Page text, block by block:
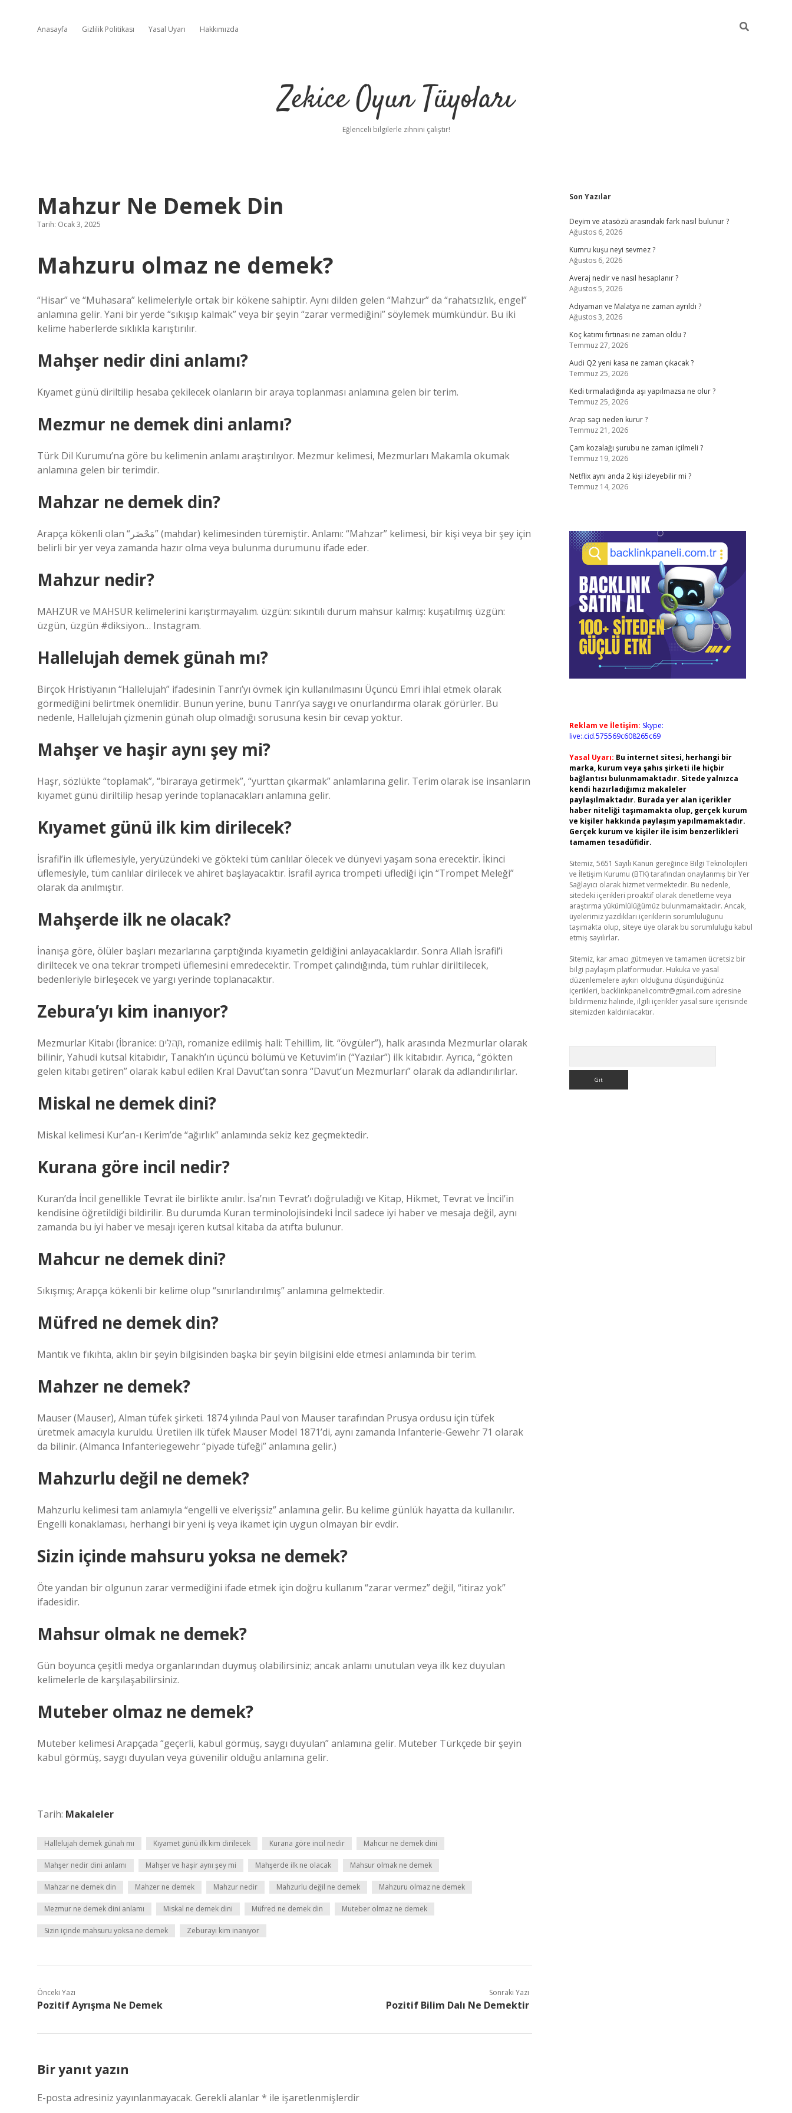
Anasayfa Gizlilik Politikası Yasal Uyarı Hakkımızda
Zekice Oyun Tüyoları
Eğlenceli bilgilerle zihnini çalıştır!
Mahzur Ne Demek Din
Tarih: Ocak 3, 2025
Mahzuru olmaz ne demek?
“Hisar” ve “Muhasara” kelimeleriyle ortak bir kökene sahiptir. Aynı dilden gelen “Mahzur” da “rahatsızlık, engel”
anlamına gelir. Yani bir yerde “sıkışıp kalmak” veya bir şeyin “zarar vermediğini” söylemek mümkündür. Bu iki
kelime haberlerde sıklıkla karıştırılır.
Mahşer nedir dini anlamı?
Kıyamet günü diriltilip hesaba çekilecek olanların bir araya toplanması anlamına gelen bir terim.
Mezmur ne demek dini anlamı?
Türk Dil Kurumu’na göre bu kelimenin anlamı araştırılıyor. Mezmur kelimesi, Mezmurları Makamla okumak
anlamına gelen bir terimdir.
Mahzar ne demek din?
Arapça kökenli olan “مَحْضَر” (maḥḍar) kelimesinden türemiştir. Anlamı: “Mahzar” kelimesi, bir kişi veya bir şey için
belirli bir yer veya zamanda hazır olma veya bulunma durumunu ifade eder.
Mahzur nedir?
MAHZUR ve MAHSUR kelimelerini karıştırmayalım. üzgün: sıkıntılı durum mahsur kalmış: kuşatılmış üzgün:
üzgün, üzgün #diksiyon… Instagram.
Hallelujah demek günah mı?
Birçok Hristiyanın “Hallelujah” ifadesinin Tanrı’yı ​​övmek için kullanılmasını Üçüncü Emri ihlal etmek olarak
görmediğini belirtmek önemlidir. Bunun yerine, bunu Tanrı’ya saygı ve onurlandırma olarak görürler. Bu
nedenle, Hallelujah çizmenin günah olup olmadığı sorusuna kesin bir cevap yoktur.
Mahşer ve haşir aynı şey mi?
Haşr, sözlükte “toplamak”, “biraraya getirmek”, “yurttan çıkarmak” anlamlarına gelir. Terim olarak ise insanların
kıyamet günü diriltilip hesap yerinde toplanacakları anlamına gelir.
Kıyamet günü ilk kim dirilecek?
İsrafil’in ilk üflemesiyle, yeryüzündeki ve gökteki tüm canlılar ölecek ve dünyevi yaşam sona erecektir. İkinci
üflemesiyle, tüm canlılar dirilecek ve ahiret başlayacaktır. İsrafil ayrıca trompeti üflediği için “Trompet Meleği”
olarak da anılmıştır.
Mahşerde ilk ne olacak?
İnanışa göre, ölüler başları mezarlarına çarptığında kıyametin geldiğini anlayacaklardır. Sonra Allah İsrafil’i
diriltecek ve ona tekrar trompeti üflemesini emredecektir. Trompet çalındığında, tüm ruhlar diriltilecek,
bedenleriyle birleşecek ve yargı yerinde toplanacaktır.
Zebura’yı kim inanıyor?
Mezmurlar Kitabı (İbranice: תְּהִלִּים‎, romanize edilmiş hali: Tehillim, lit. “övgüler”), halk arasında Mezmurlar olarak
bilinir, Yahudi kutsal kitabıdır, Tanakh’ın üçüncü bölümü ve Ketuvim’in (“Yazılar”) ilk kitabıdır. Ayrıca, “gökten
gelen kitabı getiren” olarak kabul edilen Kral Davut’tan sonra “Davut’un Mezmurları” olarak da adlandırılırlar.
Miskal ne demek dini?
Miskal kelimesi Kur’an-ı Kerim’de “ağırlık” anlamında sekiz kez geçmektedir.
Kurana göre incil nedir?
Kuran’da İncil genellikle Tevrat ile birlikte anılır. İsa’nın Tevrat’ı doğruladığı ve Kitap, Hikmet, Tevrat ve İncil’in
kendisine öğretildiği bildirilir. Bu durumda Kuran terminolojisindeki İncil sadece iyi haber ve mesaja değil, aynı
zamanda bu iyi haber ve mesajı içeren kutsal kitaba da atıfta bulunur.
Mahcur ne demek dini?
Sıkışmış; Arapça kökenli bir kelime olup “sınırlandırılmış” anlamına gelmektedir.
Müfred ne demek din?
Mantık ve fıkıhta, aklın bir şeyin bilgisinden başka bir şeyin bilgisini elde etmesi anlamında bir terim.
Mahzer ne demek?
Mauser (Mauser), Alman tüfek şirketi. 1874 yılında Paul von Mauser tarafından Prusya ordusu için tüfek
üretmek amacıyla kuruldu. Üretilen ilk tüfek Mauser Model 1871’di, aynı zamanda Infanterie-Gewehr 71 olarak
da bilinir. (Almanca Infanteriegewehr “piyade tüfeği” anlamına gelir.)
Mahzurlu değil ne demek?
Mahzurlu kelimesi tam anlamıyla “engelli ve elverişsiz” anlamına gelir. Bu kelime günlük hayatta da kullanılır.
Engelli konaklaması, herhangi bir yeni iş veya ikamet için uygun olmayan bir evdir.
Sizin içinde mahsuru yoksa ne demek?
Öte yandan bir olgunun zarar vermediğini ifade etmek için doğru kullanım “zarar vermez” değil, “itiraz yok”
ifadesidir.
Mahsur olmak ne demek?
Gün boyunca çeşitli medya organlarından duymuş olabilirsiniz; ancak anlamı unutulan veya ilk kez duyulan
kelimelerle de karşılaşabilirsiniz.
Muteber olmaz ne demek?
Muteber kelimesi Arapçada “geçerli, kabul görmüş, saygı duyulan” anlamına gelir. Muteber Türkçede bir şeyin
kabul görmüş, saygı duyulan veya güvenilir olduğu anlamına gelir.
Tarih: Makaleler
Hallelujah demek günah mı Kıyamet günü ilk kim dirilecek Kurana göre incil nedir Mahcur ne demek dini
Mahşer nedir dini anlamı Mahşer ve haşir aynı şey mi Mahşerde ilk ne olacak Mahsur olmak ne demek
Mahzar ne demek din Mahzer ne demek Mahzur nedir Mahzurlu değil ne demek Mahzuru olmaz ne demek
Mezmur ne demek dini anlamı Miskal ne demek dini Müfred ne demek din Muteber olmaz ne demek
Sizin içinde mahsuru yoksa ne demek Zeburayı kim inanıyor
Önceki Yazı
Pozitif Ayrışma Ne Demek
Sonraki Yazı
Pozitif Bilim Dalı Ne Demektir
Bir yanıt yazın
E-posta adresiniz yayınlanmayacak. Gerekli alanlar* ile işaretlenmişlerdir
Sidebar
Son Yazılar
Deyim ve atasözü arasındaki fark nasıl bulunur ?
Ağustos 6, 2026
Kumru kuşu neyi sevmez ?
Ağustos 6, 2026
Averaj nedir ve nasıl hesaplanır ?
Ağustos 5, 2026
Adıyaman ve Malatya ne zaman ayrıldı ?
Ağustos 3, 2026
Koç katımı fırtınası ne zaman oldu ?
Temmuz 27, 2026
Audi Q2 yeni kasa ne zaman çıkacak ?
Temmuz 25, 2026
Kedi tırmaladığında aşı yapılmazsa ne olur ?
Temmuz 25, 2026
Arap saçı neden kurur ?
Temmuz 21, 2026
Çam kozalağı şurubu ne zaman içilmeli ?
Temmuz 19, 2026
Netflix aynı anda 2 kişi izleyebilir mi ?
Temmuz 14, 2026
Reklam ve İletişim: Skype:
live:.cid.575569c608265c69
Yasal Uyarı: Bu internet sitesi, herhangi bir
marka, kurum veya şahıs şirketi ile hiçbir
bağlantısı bulunmamaktadır. Sitede yalnızca
kendi hazırladığımız makaleler
paylaşılmaktadır. Burada yer alan içerikler
haber niteliği taşımamakta olup, gerçek kurum
ve kişiler hakkında paylaşım yapılmamaktadır.
Gerçek kurum ve kişiler ile isim benzerlikleri
tamamen tesadüfidir.
Sitemiz, 5651 Sayılı Kanun gereğince Bilgi Teknolojileri
ve İletişim Kurumu (BTK) tarafından onaylanmış bir Yer
Sağlayıcı olarak hizmet vermektedir. Bu nedenle,
sitedeki içerikleri proaktif olarak denetleme veya
araştırma yükümlülüğümüz bulunmamaktadır. Ancak,
üyelerimiz yazdıkları içeriklerin sorumluluğunu
taşımakta olup, siteye üye olarak bu sorumluluğu kabul
etmiş sayılırlar.
Sitemiz, kar amacı gütmeyen ve tamamen ücretsiz bir
bilgi paylaşım platformudur. Hukuka ve yasal
düzenlemelere aykırı olduğunu düşündüğünüz
içerikleri, backlinkpanelicomtr@gmail.com adresine
bildirmeniz halinde, ilgili içerikler yasal süre içerisinde
sitemizden kaldırılacaktır.
vdcasino sitesi